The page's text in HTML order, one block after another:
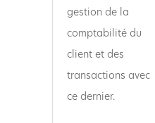
gestion de la
comptabilité du
client et des
transactions avec
ce dernier.